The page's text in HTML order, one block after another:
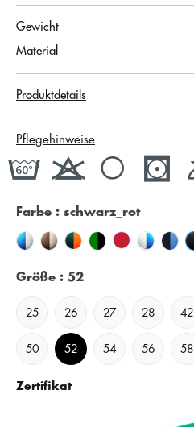
Gewicht
Material
Produktdetails
Pflegehinweise
Farbe : schwarz_rot
Größe : 52
25 26 27 28 42
50 52 54 56 58
Zertifikat